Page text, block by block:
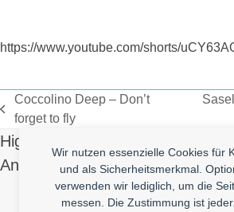
Wir nutzen essenzielle Cookies für
und als Sicherheitsmerkmal.
verwenden wir lediglich, um die
messen. Die Zustimmung ist
https://www.youtube.com/shorts/
vorheriger
Beitrag:
Coccolino Deep – Don’t
forget to fly
High Quality Uberlol Content for
And Send Us Yours!
Make it Lol